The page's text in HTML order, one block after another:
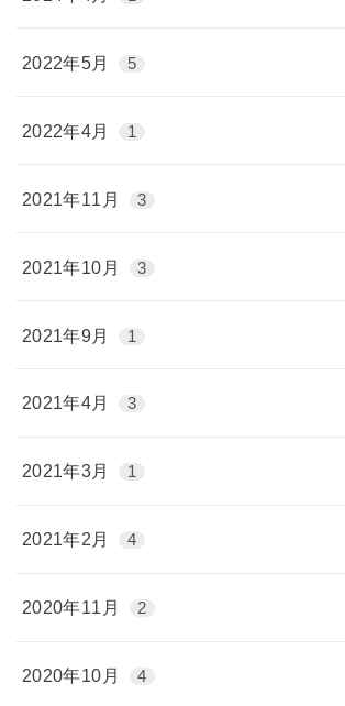
2022年5月 5
2022年4月 1
2021年11月 3
2021年10月 3
2021年9月 1
2021年4月 3
2021年3月 1
2021年2月 4
2020年11月 2
2020年10月 4